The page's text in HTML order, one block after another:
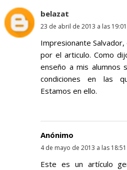
belazat
23 de abril de 2013 a las 19:01
Impresionante
por el articulo. Como
enseño a mis alumnos
condiciones en las
Estamos en ello.
Anónimo
4 de mayo de 2013 a las 18:51
Este es un artículo